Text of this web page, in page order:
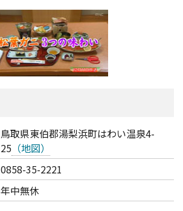
鳥取県東伯郡湯梨浜町はわい温泉4-
25 （地図）
0858-35-2221
年中無休